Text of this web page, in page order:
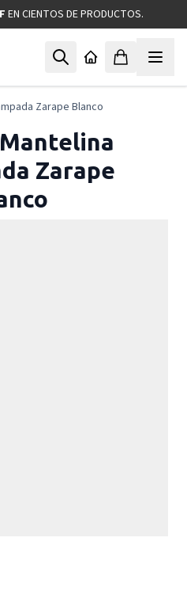
EN CIENTOS DE PRODUCTOS.
Zarape Blanco
Zarape